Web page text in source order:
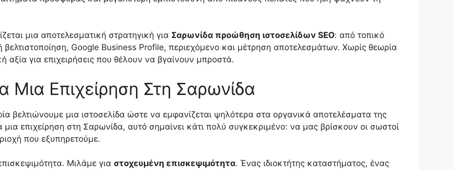
μια αποτελεσματική στρατηγική για Σαρωνίδα προώθηση ιστοσελίδων SEO: από τοπικό
βελτιστοποίηση, Google Business Profile, περιεχόμενο και μέτρηση αποτελεσμάτων. Χωρίς θεωρία
αξία για επιχειρήσεις που θέλουν να βγαίνουν μπροστά.
Μια Επιχείρηση Στη Σαρωνίδα
βελτιώνουμε μια ιστοσελίδα ώστε να εμφανίζεται ψηλότερα στα οργανικά αποτελέσματα της
μια επιχείρηση στη Σαρωνίδα, αυτό σημαίνει κάτι πολύ συγκεκριμένο: να μας βρίσκουν οι σωστοί
που εξυπηρετούμε.
Μιλάμε για στοχευμένη επισκεψιμότητα. Ένας ιδιοκτήτης καταστήματος, ένας